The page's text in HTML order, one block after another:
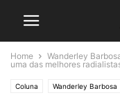
Home Wanderley
uma das melhores
Coluna Wanderley Barbosa